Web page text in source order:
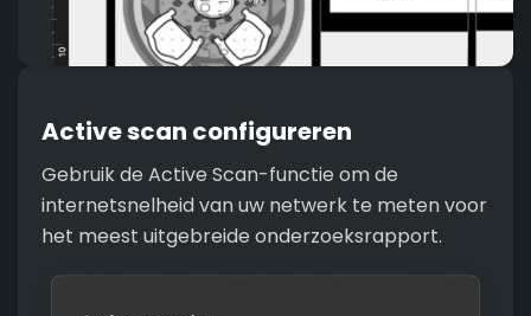
Active scan configureren
Gebruik de Active Scan-functie om de
internetsnelheid van uw netwerk te meten voor
het meest uitgebreide onderzoeksrapport.